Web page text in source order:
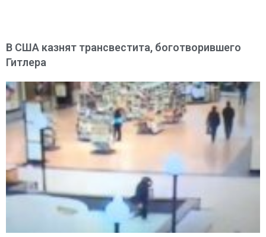
В США казнят трансвестита, боготворившего
Гитлера